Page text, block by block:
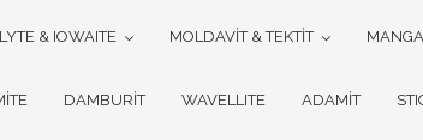
& IOWAITE MOLDAVİT & TEKTİT
DAMBURİT WAVELLITE ADAMİT